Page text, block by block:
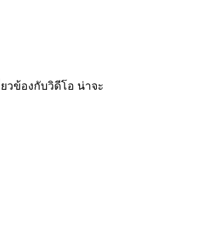
วข้องกับวิดีโอ น่าจะ